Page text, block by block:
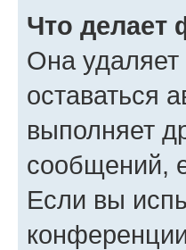
Что делает
Она
оставаться
выполняет
сообщений,
Если вы